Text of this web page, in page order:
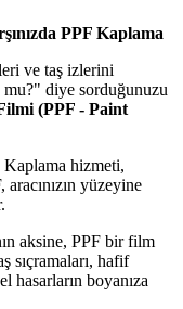
PPF Kaplama
ve taş izlerini
diye sorduğunuzu
(PPF - Paint
hizmeti,
yüzeyine
aksine, PPF bir film
sıçramaları, hafif
hasarların boyanıza